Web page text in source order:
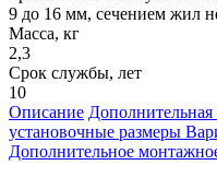
9 до 16 мм, сечением жил
Масса, кг
2,3
Срок службы, лет
10
Описание
установочные размеры
Дополнительное